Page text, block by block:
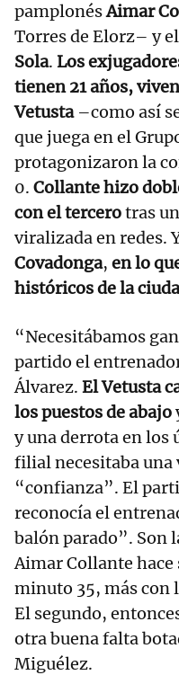
pamplonésAimar
Torres de Elorz– y
Sola. Los
tienen 21 años,
Vetusta–como así
que juega en el
protagonizaron la
0. Collante hizo
con el tercerotras
viralizada en redes.
Covadonga, en lo
históricos de la
“Necesitábamos
partido el
Álvarez. El Vetusta
los puestos de abajo
y una derrota en
filial necesitaba una
“confianza”. El
reconocía el
balón parado”. Son
Aimar Collante
minuto 35, más con
El segundo,
otra buena falta
Miguélez.